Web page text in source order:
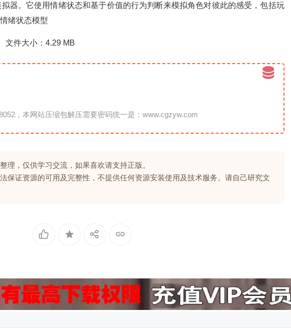
器。它使用情绪状态和基于价值的行为判断来模拟角色对彼此的感受，包括玩
绪状态模型
文件大小：4.29 MB
，本网站压缩包解压需要密码统一是：www.cgzyw.com
理，仅供学习交流，如果喜欢请支持正版。
保证资源的可用及完整性，不提供任何资源安装使用及技术服务。请自己研究文